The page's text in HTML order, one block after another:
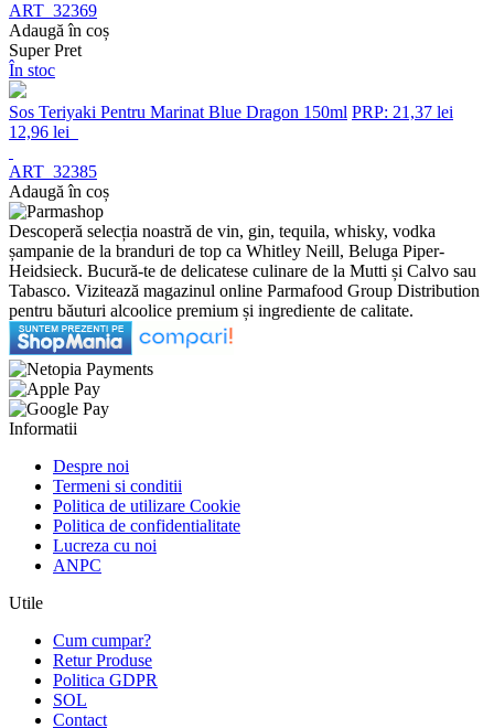
ART_32369
Adaugă în coș
Super Pret
În stoc
Sos Teriyaki Pentru Marinat Blue Dragon 150ml PRP: 21,37 lei
12,96 lei
ART_32385
Adaugă în coș
Descoperă selecția noastră de vin, gin, tequila, whisky, vodka
șampanie de la branduri de top ca Whitley Neill, Beluga Piper-
Heidsieck. Bucură-te de delicatese culinare de la Mutti și Calvo sau
Tabasco. Vizitează magazinul online Parmafood Group Distribution
pentru băuturi alcoolice premium și ingrediente de calitate.
Informatii
Despre noi
Termeni si conditii
Politica de utilizare Cookie
Politica de confidentialitate
Lucreza cu noi
ANPC
Utile
Cum cumpar?
Retur Produse
Politica GDPR
SOL
Contact